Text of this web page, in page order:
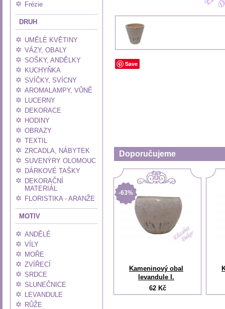
Frézie
DRUH
UMĚLÉ KVĚTINY
VÁZY, OBALY
SOŠKY, ANDĚLKY
KUCHYŇKA
SVÍČKY, SVÍCNY
AROMALAMPY, VŮNĚ
LUCERNY
DEKORACE
HODINY
OBRAZY
TEXTIL
ZRCADLA, NÁBYTEK
SUVENÝRY OLOMOUC
DÁRKOVÉ TAŠKY
DEKORAČNÍ
MATERIÁL
FLORISTIKA - ARANŽE
MOTIV
ANDĚLÉ
VÍLY
MOŘE
ZVÍŘECÍ
SRDCE
SLUNEČNICE
LEVANDULE
RŮŽE
Save
Doporučujeme
-63%
Kameninový obal
levandule I.
62 Kč